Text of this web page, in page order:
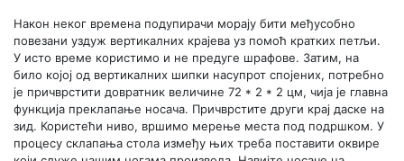
Након неког времена подупирачи морају бити међусобно
повезани уздуж вертикалних крајева уз помоћ кратких петљи.
У исто време користимо и не предуге шрафове. Затим, на
било којој од вертикалних шипки насупрот спојених, потребно
је причврстити довратник величине 72 * 2 * 2 цм, чија је главна
функција преклапање носача. Причврстите други крај даске на
зид. Користећи ниво, вршимо мерење места под подршком. У
процесу склапања стола између њих треба поставити оквире